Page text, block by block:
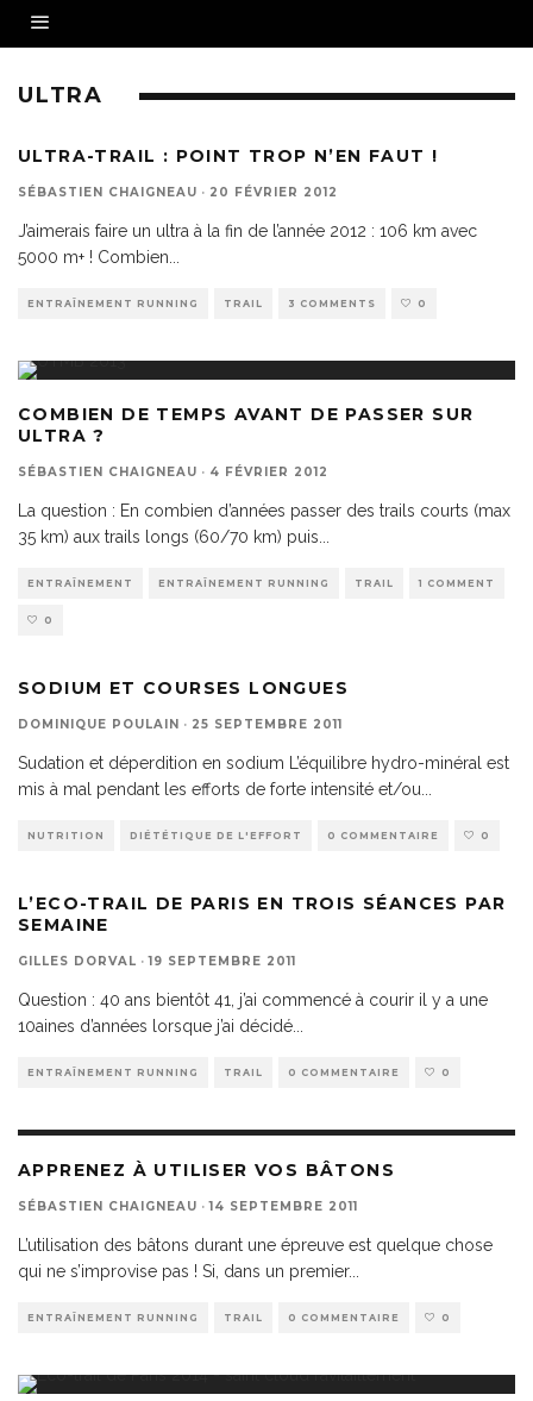
ULTRA
ULTRA-TRAIL : POINT TROP N’EN FAUT !
SÉBASTIEN CHAIGNEAU · 20 FÉVRIER 2012
J’aimerais faire un ultra à la fin de l’année 2012 : 106 km avec
5000 m+ ! Combien
ENTRAÎNEMENT RUNNING TRAIL 3 COMMENTS 0
COMBIEN DE TEMPS AVANT DE PASSER SUR
ULTRA ?
SÉBASTIEN CHAIGNEAU · 4 FÉVRIER 2012
La question : En combien d’années passer des trails courts (max
35 km) aux trails longs (60/70 km) puis
ENTRAÎNEMENT ENTRAÎNEMENT RUNNING TRAIL 1 COMMENT
0
SODIUM ET COURSES LONGUES
DOMINIQUE POULAIN · 25 SEPTEMBRE 2011
Sudation et déperdition en sodium L’équilibre hydro-minéral est
mis à mal pendant les efforts de forte intensité et/ou
NUTRITION DIÉTÉTIQUE DE L'EFFORT 0 COMMENTAIRE 0
L’ECO-TRAIL DE PARIS EN TROIS SÉANCES PAR
SEMAINE
GILLES DORVAL · 19 SEPTEMBRE 2011
Question : 40 ans bientôt 41, j’ai commencé à courir il y a une
10aines d’années lorsque j’ai décidé
ENTRAÎNEMENT RUNNING TRAIL 0 COMMENTAIRE 0
APPRENEZ À UTILISER VOS BÂTONS
SÉBASTIEN CHAIGNEAU · 14 SEPTEMBRE 2011
L’utilisation des bâtons durant une épreuve est quelque chose
qui ne s’improvise pas ! Si, dans un premier...
ENTRAÎNEMENT RUNNING TRAIL 0 COMMENTAIRE 0